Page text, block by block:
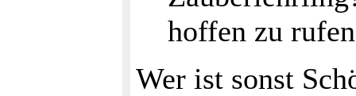
hoffen zu
Wer ist sonst